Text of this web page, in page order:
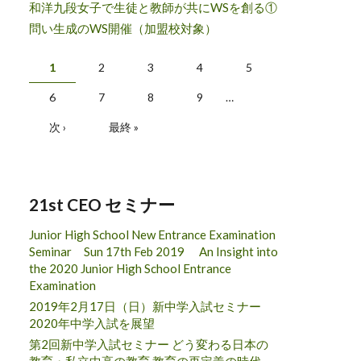
和洋九段女子で生徒と教師が共にWSを創る①
問い生成のWS開催（加盟校対象）
ページ
1 2 3 4 5
6 7 8 9 …
次 › 最終 »
21st CEO セミナー
Junior High School New Entrance Examination
Seminar Sun 17th Feb 2019 An Insight into
the 2020 Junior High School Entrance
Examination
2019年2月17日（日）新中学入試セミナー
2020年中学入試を展望
第2回新中学入試セミナー どう変わる日本の